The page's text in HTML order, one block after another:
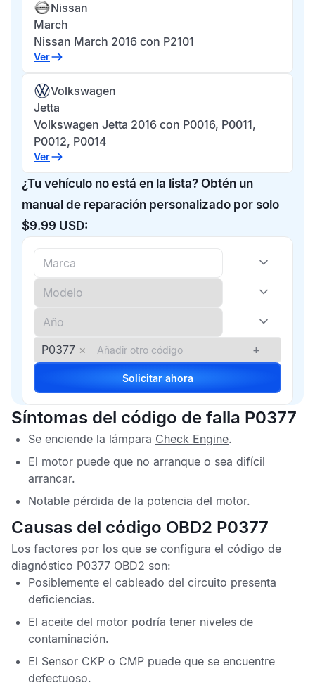
Nissan
March
Nissan March 2016 con P2101
Ver
Volkswagen
Jetta
Volkswagen Jetta 2016 con P0016, P0011,
P0012, P0014
Ver
¿Tu vehículo no está en la lista? Obtén un
manual de reparación personalizado por solo
$9.99 USD:
P0377 × +
Solicitar ahora
Síntomas del código de falla P0377
Se enciende la lámpara Check Engine.
El motor puede que no arranque o sea difícil
arrancar.
Notable pérdida de la potencia del motor.
Causas del código OBD2 P0377
Los factores por los que se configura el código de
diagnóstico P0377 OBD2 son:
Posiblemente el cableado del circuito presenta
deficiencias.
El aceite del motor podría tener niveles de
contaminación.
El Sensor CKP o CMP puede que se encuentre
defectuoso.